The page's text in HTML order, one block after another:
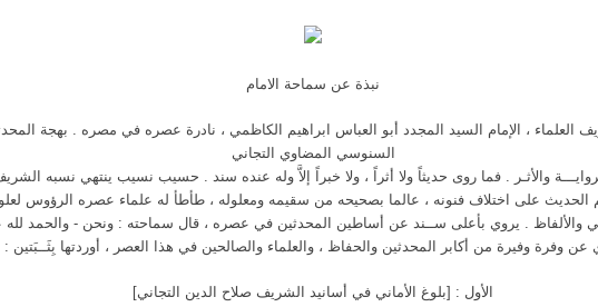
نبذة عن سماحة الامام
العلماء ، الإمام السيد المجدد أبو العباس ابراهيم الكاظمي ، نادرة عصره في مصره . بهجة
السنوسي المضاوي التجاني
والأثـر . فما روى حديثاً ولا أثراً ، ولا خبراً إلاَّ وله عنده سند . حسيب نسيب ينتهي نسبه
الحديث على اختلاف فنونه ، عالما بصحيحه من سقيمه ومعلوله ، طأطأ له علماء عصره الرؤوس
والألفاظ . يروي بأعلى ســند عن أساطين المحدثين في عصره ، قال سماحته : ونحن - والحمد لله
عن وفرة وفيرة من أكابر المحدثين والحفاظ ، والعلماء والصالحين في هذا العصر ، أوردتها بِثَــبَتين :
الأول : [بلوغ الأماني في أسانيد الشريف صلاح الدين التجاني]